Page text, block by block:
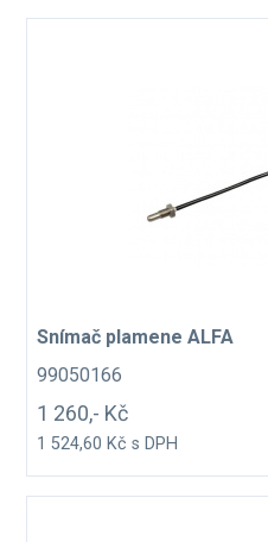
Snímač plamene ALFA
99050166
1 260,- Kč
1 524,60 Kč s DPH